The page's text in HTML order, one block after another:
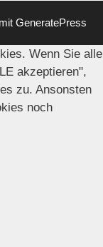
GeneratePress
Wenn Sie alle
akzeptieren",
zu. Ansonsten
noch